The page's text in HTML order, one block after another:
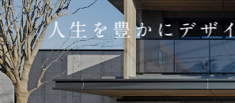
人生を豊かにデザ